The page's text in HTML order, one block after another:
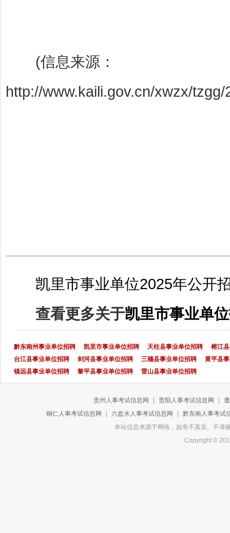
(信息来源：
http://www.kaili.gov.cn/xwzx/
凯里市事业单位2025年公开
查看更多关于凯里市事业单
黔东南州事业单位招聘 凯里市事业单位招聘 天柱县事业单位招聘
榕江
台江县事业单位招聘
剑河县事业单位招聘 三穗县事业单位招聘
黄平县
镇远县事业单位招聘
黎平县事业单位招聘 雷山县事业单位招聘
贵州人事考试信息网 贵阳人事考试信息网
铜仁人事考试信息网
六盘水人事考试信息网
黔东南人事考试
本站信息来源于网络，如有不真实、不
Copyright ©